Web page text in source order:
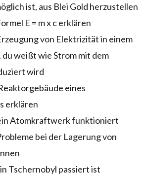
ist, aus Blei Gold herzustellen
E = m x c erklären
von Elektrizität in einem
weißt wie Strom mit dem
wird
eines
erklären
Atomkraftwerk funktioniert
bei der Lagerung von
Tschernobyl passiert ist